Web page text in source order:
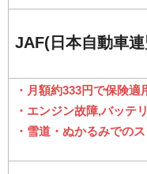
JAF(日本自動車
・月額約333円で保険
・エンジン故障,バッテ
・雪道・ぬかるみでの